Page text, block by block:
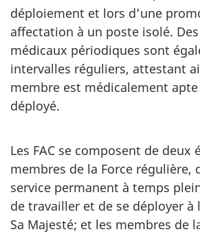
déploiement et lors d’une
affectation à un poste isolé.
médicaux périodiques sont
intervalles réguliers, attestant
membre est médicalement
déployé.
Les FAC se composent de deux
membres de la Force régulière,
service permanent à temps
de travailler et de se déployer à
Sa Majesté; et les membres de